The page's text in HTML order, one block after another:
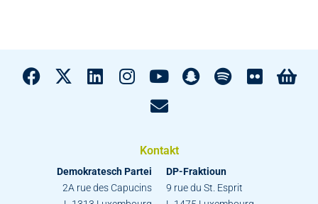
Kontakt
Demokratesch Partei
2A rue des Capucins
DP-Fraktioun
9 rue du St. Esprit